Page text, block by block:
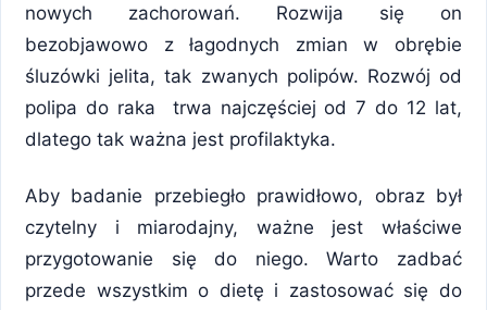
nowych zachorowań. Rozwija się on
bezobjawowo z łagodnych zmian w obrębie
śluzówki jelita, tak zwanych polipów. Rozwój od
polipa do raka trwa najczęściej od 7 do 12 lat,
dlatego tak ważna jest profilaktyka.
Aby badanie przebiegło prawidłowo, obraz był
czytelny i miarodajny, ważne jest właściwe
przygotowanie się do niego. Warto zadbać
przede wszystkim o dietę i zastosować się do